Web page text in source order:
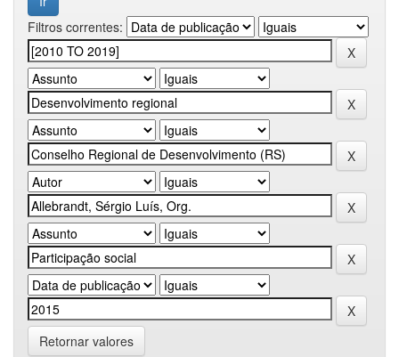
Filtros correntes:
Retornar valores